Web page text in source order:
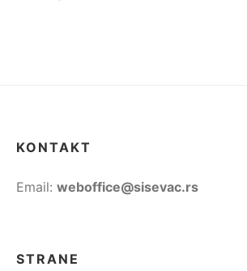
KONTAKT
Email: weboffice@sisevac.rs
STRANE